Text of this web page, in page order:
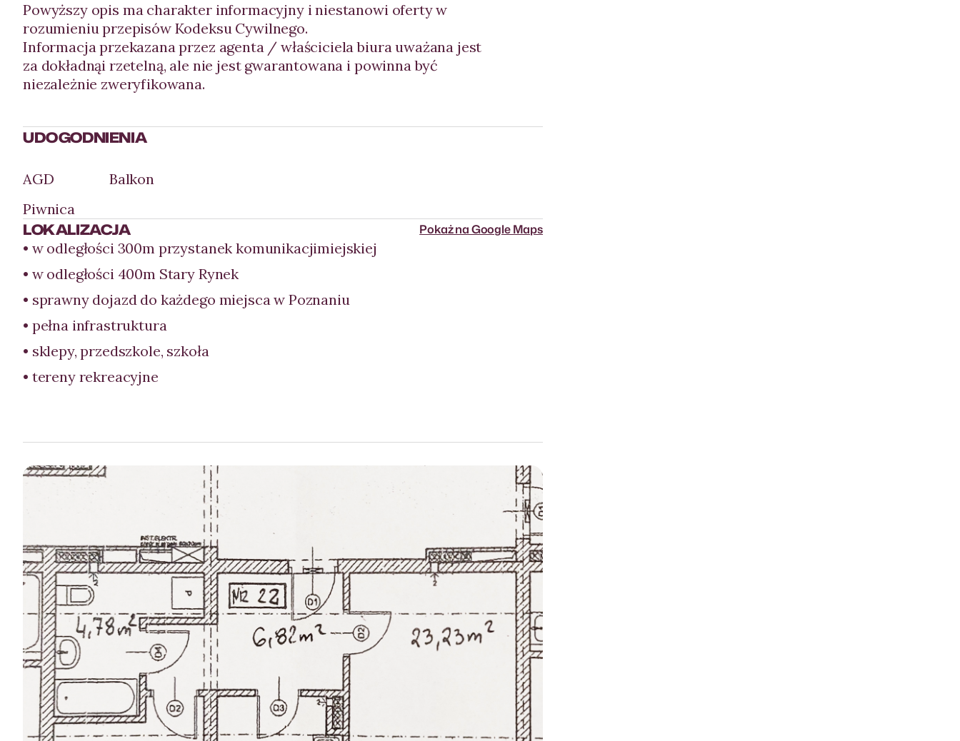
Powyższy opis ma charakter informacyjny i niestanowi oferty w
rozumieniu przepisów Kodeksu Cywilnego.
Informacja przekazana przez agenta / właściciela biura uważana jest
za dokładnąi rzetelną, ale nie jest gwarantowana i powinna być
niezależnie zweryfikowana.
UDOGODNIENIA
AGD
Balkon
Piwnica
LOKALIZACJA Pokaż na Google Maps
• w odległości 300m przystanek komunikacjimiejskiej
• w odległości 400m Stary Rynek
• sprawny dojazd do każdego miejsca w Poznaniu
• pełna infrastruktura
• sklepy, przedszkole, szkoła
• tereny rekreacyjne